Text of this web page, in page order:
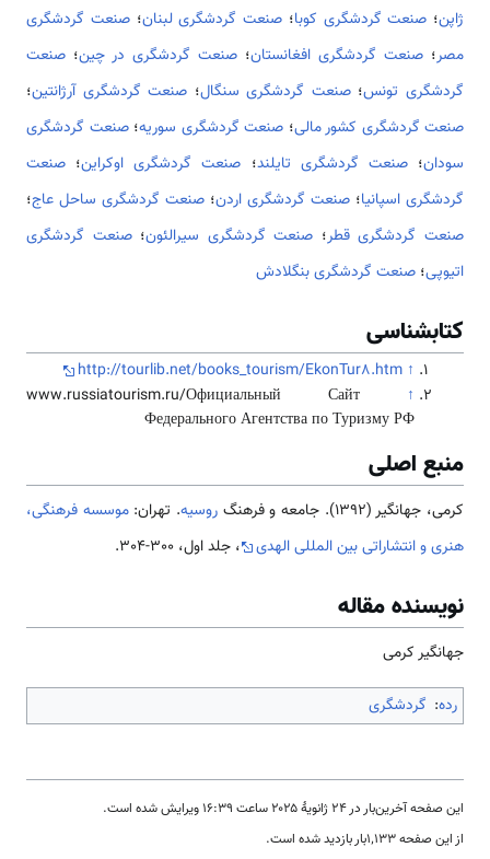
ژاپن؛ صنعت گردشگری کوبا؛ صنعت گردشگری لبنان؛صنعت گردشگری
مصر؛ صنعت گردشگری افغانستان؛ صنعت گردشگری در چین؛ صنعت
گردشگری تونس؛صنعت گردشگری سنگال؛ صنعت گردشگری آرژانتین؛
صنعت گردشگری کشور مالی؛ صنعت گردشگری سوریه؛صنعت گردشگری
سودان؛صنعت گردشگری تایلند؛ صنعت گردشگری اوکراین؛ صنعت
گردشگری اسپانیا؛ صنعت گردشگری اردن؛ صنعت گردشگری ساحل عاج؛
صنعت گردشگری قطر؛ صنعت گردشگری سیرالئون؛صنعت گردشگری
اتیوپی؛ صنعت گردشگری بنگلادش
کتابشناسی
↑
http://tourlib.net/books_tourism/EkonTur8.htm
↑
www.russiatourism.ru/Официальный Сайт
Федерального Агентства по Туризму РФ
منبع اصلی
کرمی، جهانگیر (1392). جامعه و فرهنگ روسیه. تهران:موسسه فرهنگی،
هنری و انتشاراتی بین المللی الهدی
، جلد اول، 300-304.
نویسنده مقاله
جهانگیر کرمی
رده: گردشگری
این صفحه آخرین‌بار در ‏۲۴ ژانویهٔ ۲۰۲۵ ساعت ‏۱۶:۳۹ ویرایش شده است.
از این صفحه ۱٬۱۳۳بار بازدید شده است.